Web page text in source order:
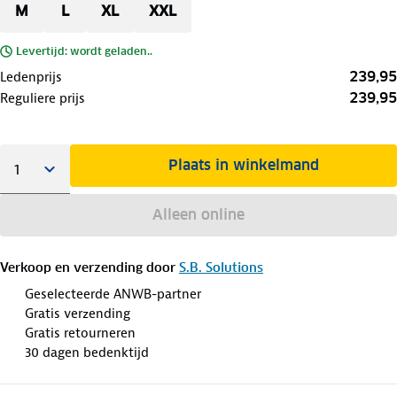
M L XL XXL
Levertijd: wordt geladen..
Ledenprijs 239,95
Reguliere prijs 239,95
Plaats in winkelmand
Alleen online
Verkoop en verzending door S.B. Solutions
Geselecteerde ANWB-partner
Gratis verzending
Gratis retourneren
30 dagen bedenktijd